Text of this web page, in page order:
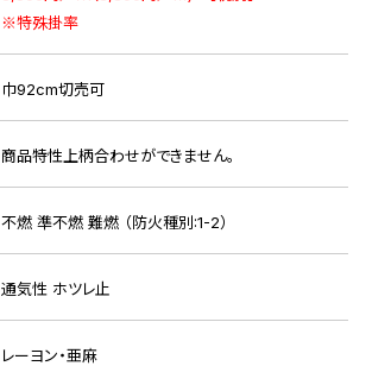
※特殊掛率
巾92cm切売可
商品特性上柄合わせができません。
不燃 準不燃 難燃 （防火種別:1-2）
通気性 ホツレ止
レーヨン・亜麻